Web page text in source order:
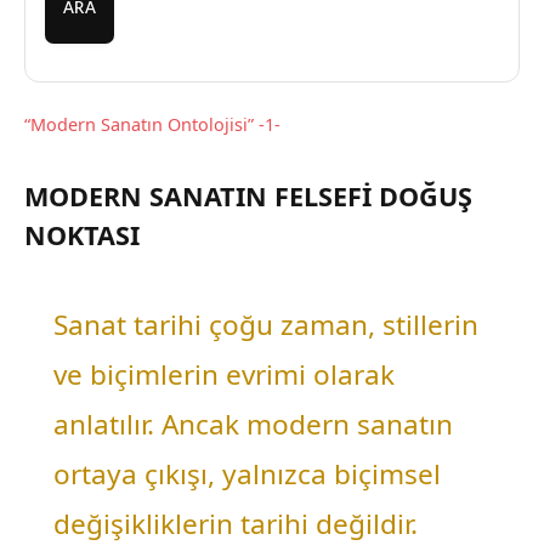
ARA
“Modern Sanatın Ontolojisi” -1-
MODERN SANATIN FELSEFİ DOĞUŞ
NOKTASI
Sanat tarihi çoğu zaman, stillerin
ve biçimlerin evrimi olarak
anlatılır. Ancak modern sanatın
ortaya çıkışı, yalnızca biçimsel
değişikliklerin tarihi değildir.